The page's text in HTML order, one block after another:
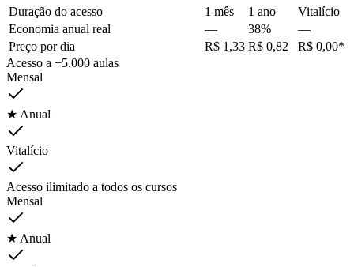
Duração do acesso
1 mês 1 ano
Vitalício
Economia anual real
— 38%
—
Preço por dia
R$ 1,33 R$ 0,82
R$ 0,00*
Acesso a +5.000 aulas
Mensal
★ Anual
Vitalício
Acesso ilimitado a todos os cursos
Mensal
★ Anual